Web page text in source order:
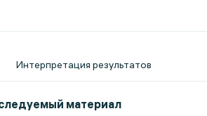
Интерпретация результатов
материал